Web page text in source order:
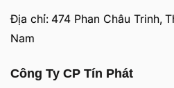
Địa chỉ: 474 Phan Châu Trinh,
Nam
Công Ty CP Tín Phát